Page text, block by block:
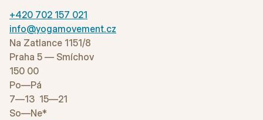
+420 702 157 021
info@yogamovement.cz
Na Zatlance 1151/8
Praha 5 — Smíchov
150 00
Po—Pá
7—13 15—21
So—Ne*